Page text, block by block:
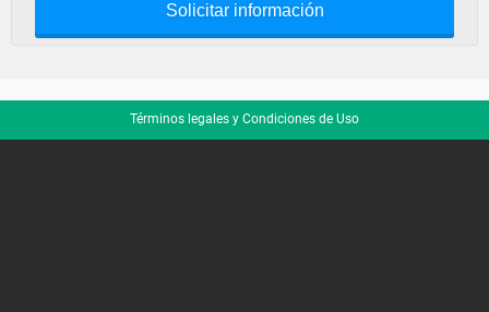
Solicitar información
Términos legales y Condiciones de Uso